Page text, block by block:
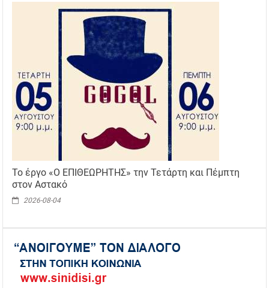
Το έργο «Ο ΕΠΙΘΕΩΡΗΤΗΣ» την Τετάρτη και Πέμπτη
στον Αστακό
2026-08-04